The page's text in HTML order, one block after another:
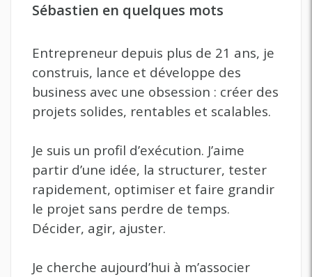
Sébastien en quelques mots
Entrepreneur depuis plus de 21 ans, je
construis, lance et développe des
business avec une obsession : créer des
projets solides, rentables et scalables.
Je suis un profil d’exécution. J’aime
partir d’une idée, la structurer, tester
rapidement, optimiser et faire grandir
le projet sans perdre de temps.
Décider, agir, ajuster.
Je cherche aujourd’hui à m’associer